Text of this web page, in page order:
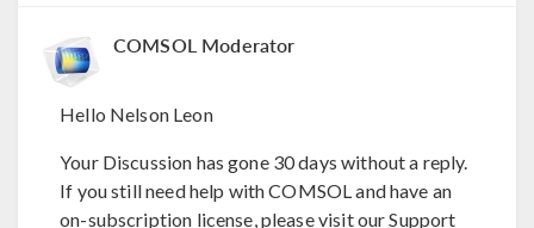
COMSOL Moderator
Hello Nelson Leon
Your Discussion has gone 30 days without a reply.
If you still need help with COMSOL and have an
on-subscription license, please visit our Support